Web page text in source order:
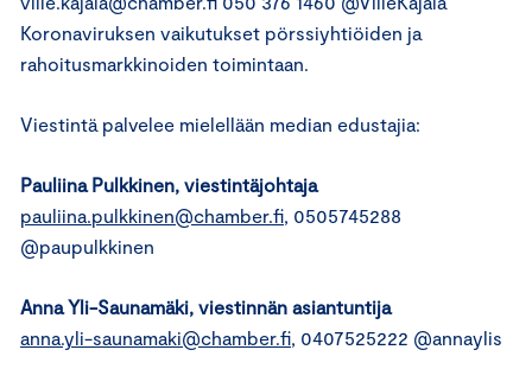
Koronaviruksen vaikutukset pörssiyhtiöiden ja
rahoitusmarkkinoiden toimintaan.
Viestintä palvelee mielellään median edustajia:
Pauliina Pulkkinen, viestintäjohtaja
pauliina.pulkkinen@chamber.fi, 0505745288
@paupulkkinen
Anna Yli-Saunamäki, viestinnän asiantuntija
anna.yli-saunamaki@chamber.fi, 0407525222 @annaylis